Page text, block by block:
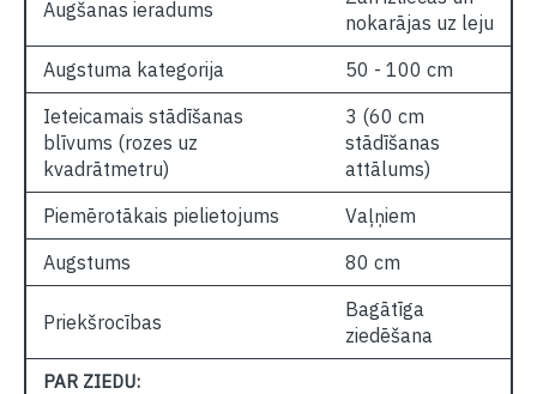
Augšanas ieradums
nokarājas uz leju
Augstuma kategorija
50 - 100 cm
Ieteicamais stādīšanas
blīvums (rozes uz
kvadrātmetru)
3 (60 cm
stādīšanas
attālums)
Piemērotākais pielietojums
Vaļņiem
Augstums
80 cm
Priekšrocības
Bagātīga
ziedēšana
PAR ZIEDU: